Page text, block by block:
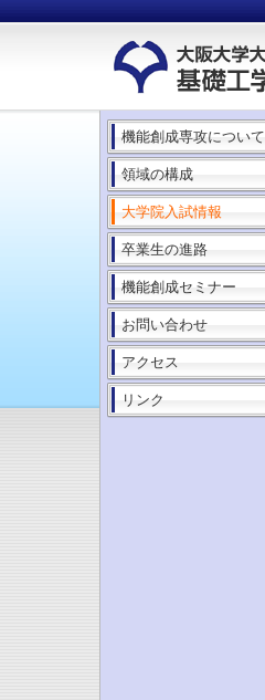
機能創成専攻について
領域の構成
大学院入試情報
卒業生の進路
機能創成セミナー
お問い合わせ
アクセス
リンク